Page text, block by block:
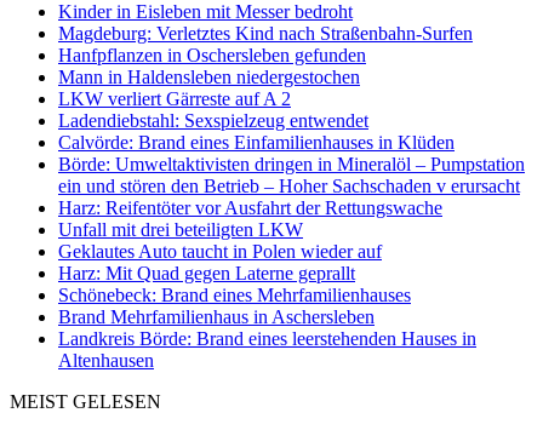
Kinder in Eisleben mit Messer bedroht
Magdeburg: Verletztes Kind nach Straßenbahn-Surfen
Hanfpflanzen in Oschersleben gefunden
Mann in Haldensleben niedergestochen
LKW verliert Gärreste auf A 2
Ladendiebstahl: Sexspielzeug entwendet
Calvörde: Brand eines Einfamilienhauses in Klüden
Börde: Umweltaktivisten dringen in Mineralöl – Pumpstation
ein und stören den Betrieb – Hoher Sachschaden v erursacht
Harz: Reifentöter vor Ausfahrt der Rettungswache
Unfall mit drei beteiligten LKW
Geklautes Auto taucht in Polen wieder auf
Harz: Mit Quad gegen Laterne geprallt
Schönebeck: Brand eines Mehrfamilienhauses
Brand Mehrfamilienhaus in Aschersleben
Landkreis Börde: Brand eines leerstehenden Hauses in
Altenhausen
MEIST GELESEN